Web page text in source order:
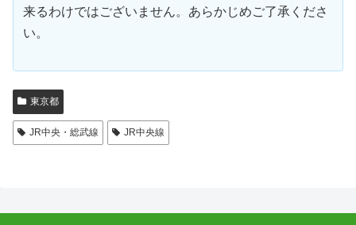
来るわけではございません。あらかじめご了承くださ
い。
東京都
JR中央・総武線 JR中央線